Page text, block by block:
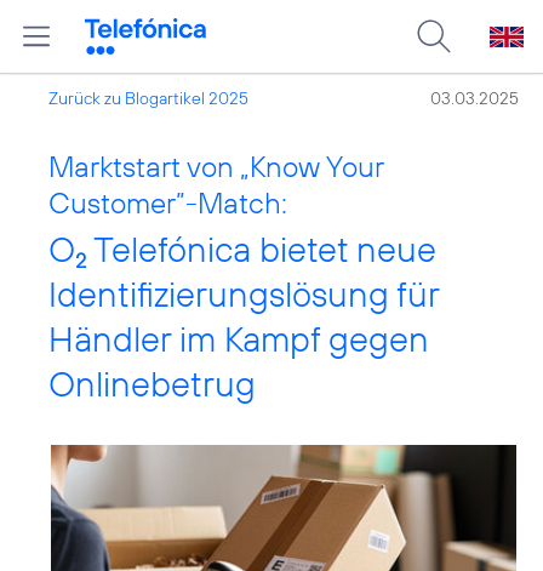
Zurück zu Blogartikel 2025 03.03.2025
Marktstart von „Know Your
Customer”-Match:
O2 Telefónica bietet neue
Identifizierungslösung für
Händler im Kampf gegen
Onlinebetrug